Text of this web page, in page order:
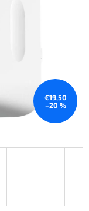
€19,50
–20 %